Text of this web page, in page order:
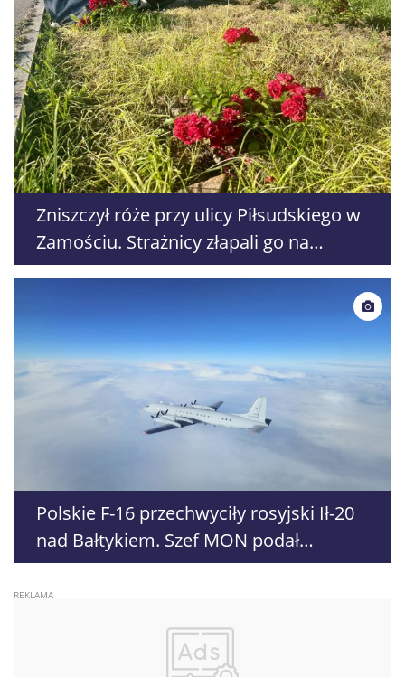
Zniszczył róże przy ulicy Piłsudskiego w
Zamościu. Strażnicy złapali go na
gorącym uczynku
Polskie F-16 przechwyciły rosyjski Ił-20
nad Bałtykiem. Szef MON podał
szczegóły